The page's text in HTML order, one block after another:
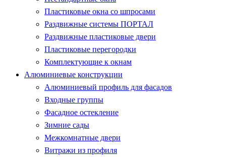
Пластиковые окна со шпросами
Раздвижные системы ПОРТАЛ
Раздвижные пластиковые двери
Пластиковые перегородки
Комплектующие к окнам
Алюминиевые конструкции
Алюминиевый профиль для фасадов
Входные группы
Фасадное остекление
Зимние сады
Межкомнатные двери
Витражи из профиля